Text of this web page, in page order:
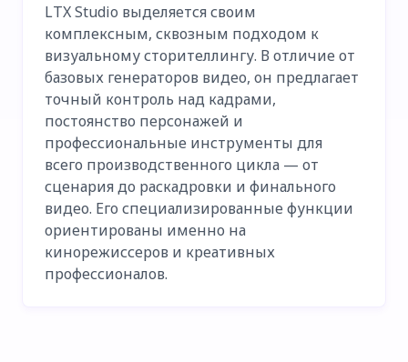
LTX Studio выделяется своим
комплексным, сквозным подходом к
визуальному сторителлингу. В отличие от
базовых генераторов видео, он предлагает
точный контроль над кадрами,
постоянство персонажей и
профессиональные инструменты для
всего производственного цикла — от
сценария до раскадровки и финального
видео. Его специализированные функции
ориентированы именно на
кинорежиссеров и креативных
профессионалов.